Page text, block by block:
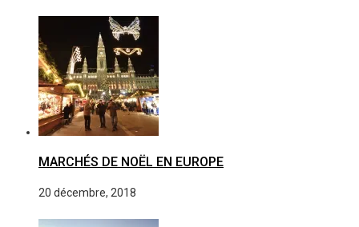
MARCHÉS DE NOËL EN EUROPE
20 décembre, 2018